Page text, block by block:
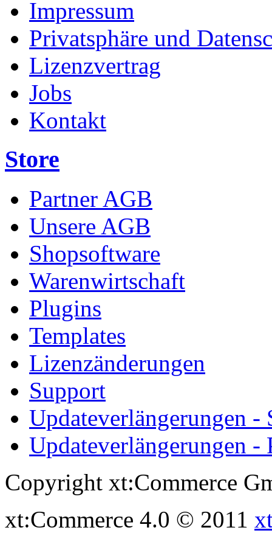
Impressum
Privatsphäre und
Lizenzvertrag
Jobs
Kontakt
Store
Partner AGB
Unsere AGB
Shopsoftware
Warenwirtschaft
Plugins
Templates
Lizenzänderungen
Support
Updateverlängerungen -
Updateverlängerungen -
Copyright xt:Commerce
xt:Commerce 4.0 © 2011